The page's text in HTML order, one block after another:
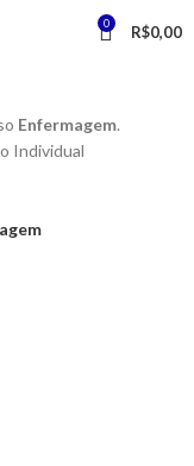
0 R$0,00
Enfermagem.
Individual